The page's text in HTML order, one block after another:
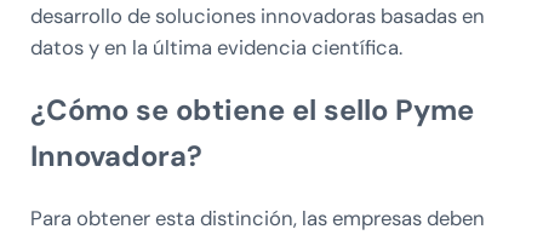
desarrollo de soluciones innovadoras basadas en
datos y en la última evidencia científica.
¿Cómo se obtiene el sello Pyme
Innovadora?
Para obtener esta distinción, las empresas deben